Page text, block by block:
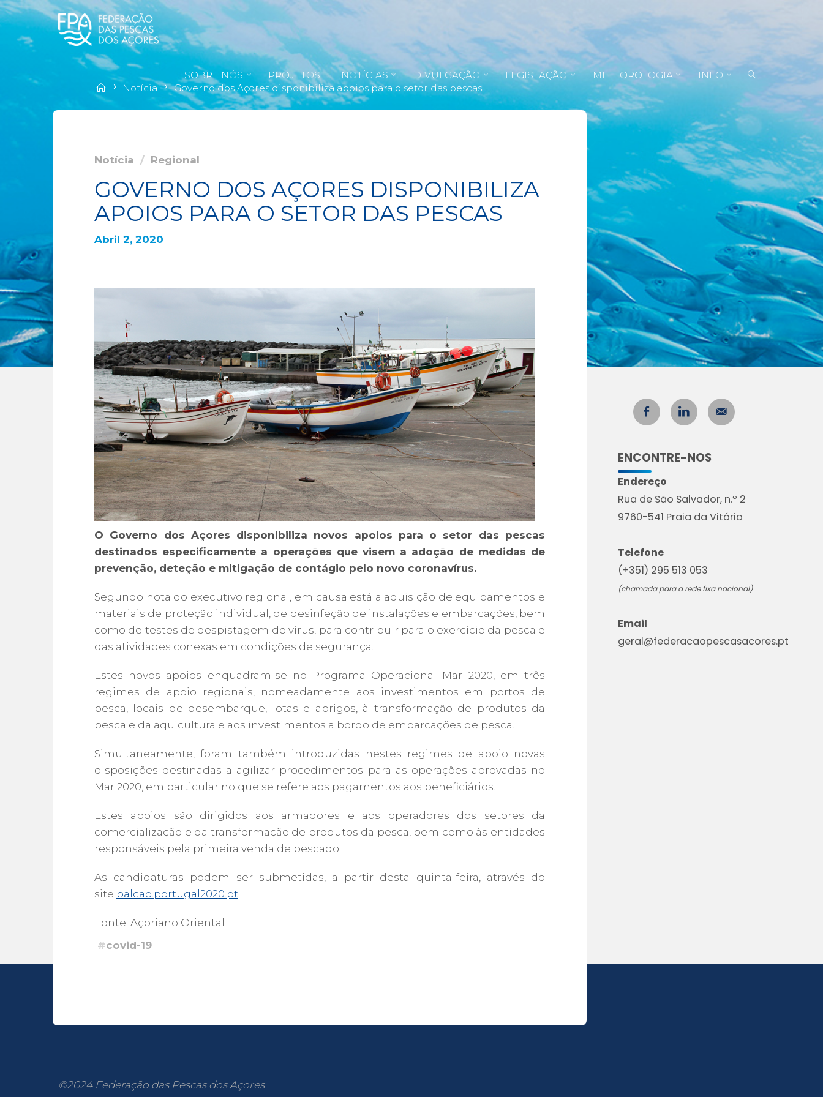
SOBRE NÓS PROJETOS NOTÍCIAS DIVULGAÇÃO LEGISLAÇÃO METEOROLOGIA
INFO
Notícia
Governo dos Açores disponibiliza apoios para o setor das pescas
Notícia / Regional
GOVERNO DOS AÇORES DISPONIBILIZA
APOIOS PARA O SETOR DAS PESCAS
Abril 2, 2020
O Governo dos Açores disponibiliza novos apoios para o setor das pescas
destinados especificamente a operações que visem a adoção de medidas de
prevenção, deteção e mitigação de contágio pelo novo coronavírus.
Segundo nota do executivo regional, em causa está a aquisição de equipamentos e
materiais de proteção individual, de desinfeção de instalações e embarcações, bem
como de testes de despistagem do vírus, para contribuir para o exercício da pesca e
das atividades conexas em condições de segurança.
Estes novos apoios enquadram-se no Programa Operacional Mar 2020, em três
regimes de apoio regionais, nomeadamente aos investimentos em portos de
pesca, locais de desembarque, lotas e abrigos, à transformação de produtos da
pesca e da aquicultura e aos investimentos a bordo de embarcações de pesca.
Simultaneamente, foram também introduzidas nestes regimes de apoio novas
disposições destinadas a agilizar procedimentos para as operações aprovadas no
Mar 2020, em particular no que se refere aos pagamentos aos beneficiários.
Estes apoios são dirigidos aos armadores e aos operadores dos setores da
comercialização e da transformação de produtos da pesca, bem como às entidades
responsáveis pela primeira venda de pescado.
As candidaturas podem ser submetidas, a partir desta quinta-feira, através do
site balcao.portugal2020.pt.
Fonte: Açoriano Oriental
#covid-19
ENCONTRE-NOS
Endereço
Rua de São Salvador, n.º 2
9760-541 Praia da Vitória
Telefone
(+351) 295 513 053
(chamada para a rede fixa nacional)
Email
geral@federacaopescasacores.pt
©2024 Federação das Pescas dos Açores